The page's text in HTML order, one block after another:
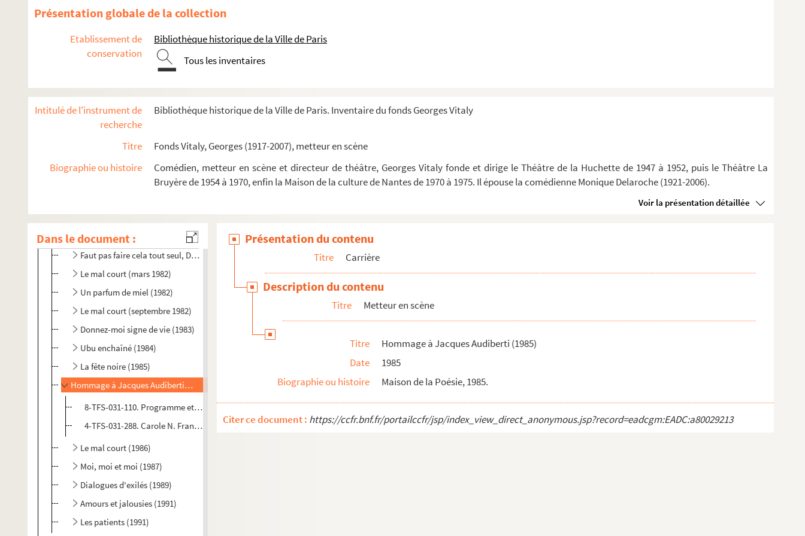
Présentation globale de la collection
Etablissement de
conservation
Bibliothèque historique de la Ville de Paris
Tous les inventaires
Intitulé de l'instrument de
recherche
Bibliothèque historique de la Ville de Paris. Inventaire du fonds Georges Vitaly
Titre
Fonds Vitaly, Georges (1917-2007), metteur en scène
Biographie ou histoire
Comédien, metteur en scène et directeur de théâtre, Georges Vitaly fonde et dirige le Théâtre de la Huchette de 1947 à 1952, puis le Théâtre La
Bruyère de 1954 à 1970, enfin la Maison de la culture de Nantes de 1970 à 1975. Il épouse la comédienne Monique Delaroche (1921-2006).
Voir la présentation détaillée
Dans le document :
La résistible ascension d'Arturo Ui (1971)
Les frères Karamazov (1972)
Série blême (1973)
Le barbier de Séville (1974)
Ubu Roi (1974)
Quoat-Quoat (1977)
Punck et punck et colegram (1978)
La baignoire (1979)
Série blême (1979)
Petrolimonade (1980)
Le roi des balcons (1980)
Le merveilleux complet couleur glace à la noix de coco (1981)
Faut pas faire cela tout seul, David Mathel (1981)
Le mal court (mars 1982)
Un parfum de miel (1982)
Le mal court (septembre 1982)
Donnez-moi signe de vie (1983)
Ubu enchaîné (1984)
La fête noire (1985)
Hommage à Jacques Audiberti (1985)
8-TFS-031-110. Programme et invitations
4-TFS-031-288. Carole N. Frankel. Lettre dactylographiée à Georges Vitaly
Le mal court (1986)
Moi, moi et moi (1987)
Dialogues d'exilés (1989)
Amours et jalousies (1991)
Les patients (1991)
Présentation du contenu
Titre Carrière
Description du contenu
Titre Metteur en scène
Titre
Hommage à Jacques Audiberti (1985)
Date
1985
Biographie ou histoire
Maison de la Poésie, 1985.
Citer ce document : https://ccfr.bnf.fr/portailccfr/jsp/index_view_direct_anonymous.jsp?record=eadcgm:EADC:a80029213